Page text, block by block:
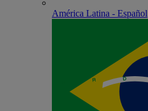
América Latina - Español